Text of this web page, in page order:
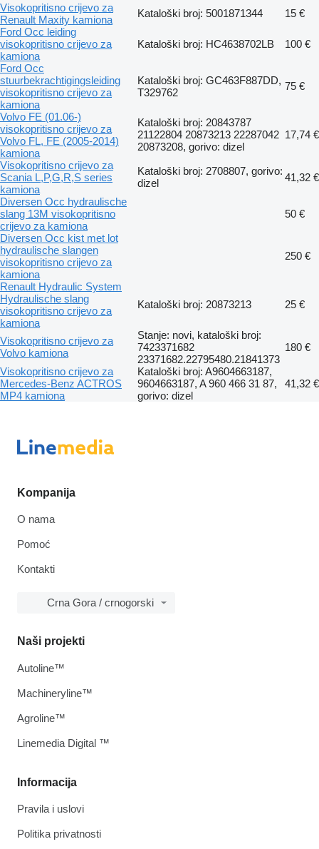
Visokopritisno crijevo za
Renault Maxity kamiona
Kataloški broj: 5001871344
15 €
Ford Occ leiding
visokopritisno crijevo za
kamiona
Kataloški broj: HC4638702LB
100 €
Ford Occ
stuurbekrachtigingsleiding
visokopritisno crijevo za
kamiona
Kataloški broj: GC463F887DD,
T329762
75 €
Volvo FE (01.06-)
visokopritisno crijevo za
Volvo FL, FE (2005-2014)
kamiona
Kataloški broj: 20843787
21122804 20873213 22287042
20873208, gorivo: dizel
17,74 €
Visokopritisno crijevo za
Scania L,P,G,R,S series
kamiona
Kataloški broj: 2708807, gorivo:
dizel
41,32 €
Diversen Occ hydraulische
slang 13M visokopritisno
crijevo za kamiona
50 €
Diversen Occ kist met lot
hydraulische slangen
visokopritisno crijevo za
kamiona
250 €
Renault Hydraulic System
Hydraulische slang
visokopritisno crijevo za
kamiona
Kataloški broj: 20873213 25 €
Visokopritisno crijevo za
Volvo kamiona
Stanje: novi, kataloški broj:
7423371682
23371682.22795480.21841373
180 €
Visokopritisno crijevo za
Mercedes-Benz ACTROS
MP4 kamiona
Kataloški broj: A9604663187,
9604663187, A 960 466 31 87,
gorivo: dizel
41,32 €
Kompanija
O nama
Pomoć
Kontakti
Crna Gora / crnogorski
Informacija
Pravila i uslovi
Politika privatnosti
Naši projekti
Autoline™
Machineryline™
Agroline™
Linemedia Digital ™